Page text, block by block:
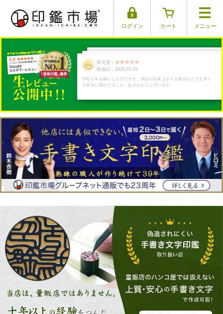
ログイン カート メニュー
満足度：
投稿日：2025.03.26
満足度：
投稿日：2025.03.17
満足度：
投稿日：2025.04.01
満足度：
投稿日：2025.03.29
満足度：
投稿日：2025.03.30
とても気に入りました